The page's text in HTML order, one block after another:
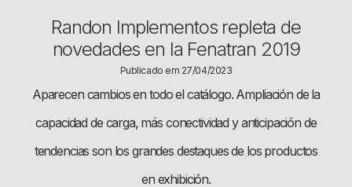
Randon Implementos repleta de
novedades en la Fenatran 2019
Publicado em 27/04/2023
Aparecen cambios en todo el catálogo. Ampliación de la
capacidad de carga, más conectividad y anticipación de
tendencias son los grandes destaques de los productos
en exhibición.